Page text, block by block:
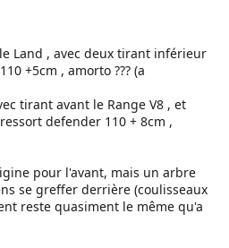
Land , avec deux tirant inférieur
+5cm , amorto ??? (a
tirant avant le Range V8 , et
defender 110 + 8cm ,
pour l'avant, mais un arbre
se greffer derrière (coulisseaux
reste quasiment le même qu'a